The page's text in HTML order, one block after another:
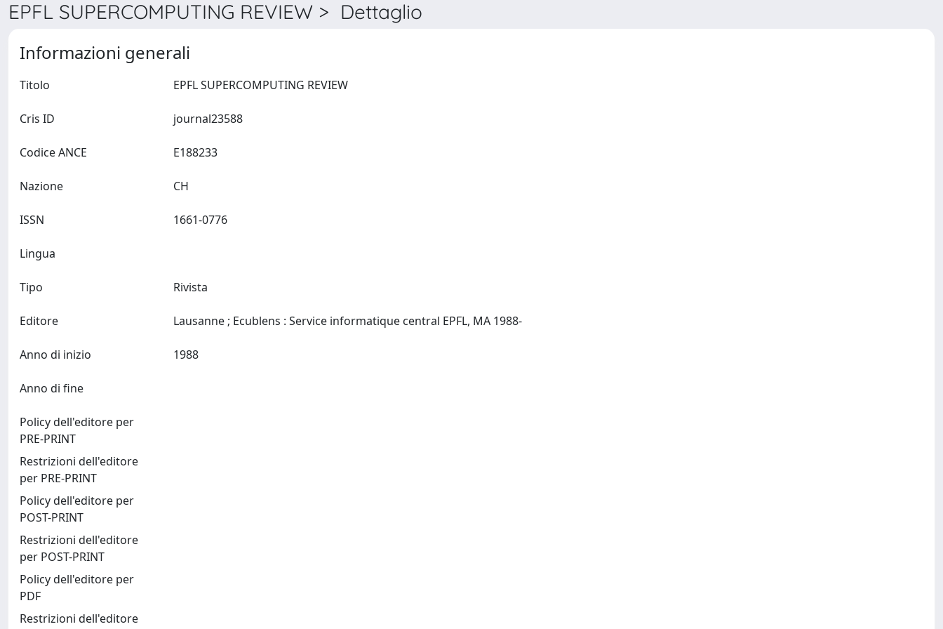
EPFL SUPERCOMPUTING REVIEW > Dettaglio
Informazioni generali
Titolo
Cris ID
Codice ANCE
Nazione
ISSN
Lingua
Tipo Rivista
Editore
Anno di inizio
Anno di fine
Policy dell'editore per
PRE-PRINT
Restrizioni dell'editore
per PRE-PRINT
Policy dell'editore per
POST-PRINT
Restrizioni dell'editore
per POST-PRINT
Policy dell'editore per
PDF
Restrizioni dell'editore